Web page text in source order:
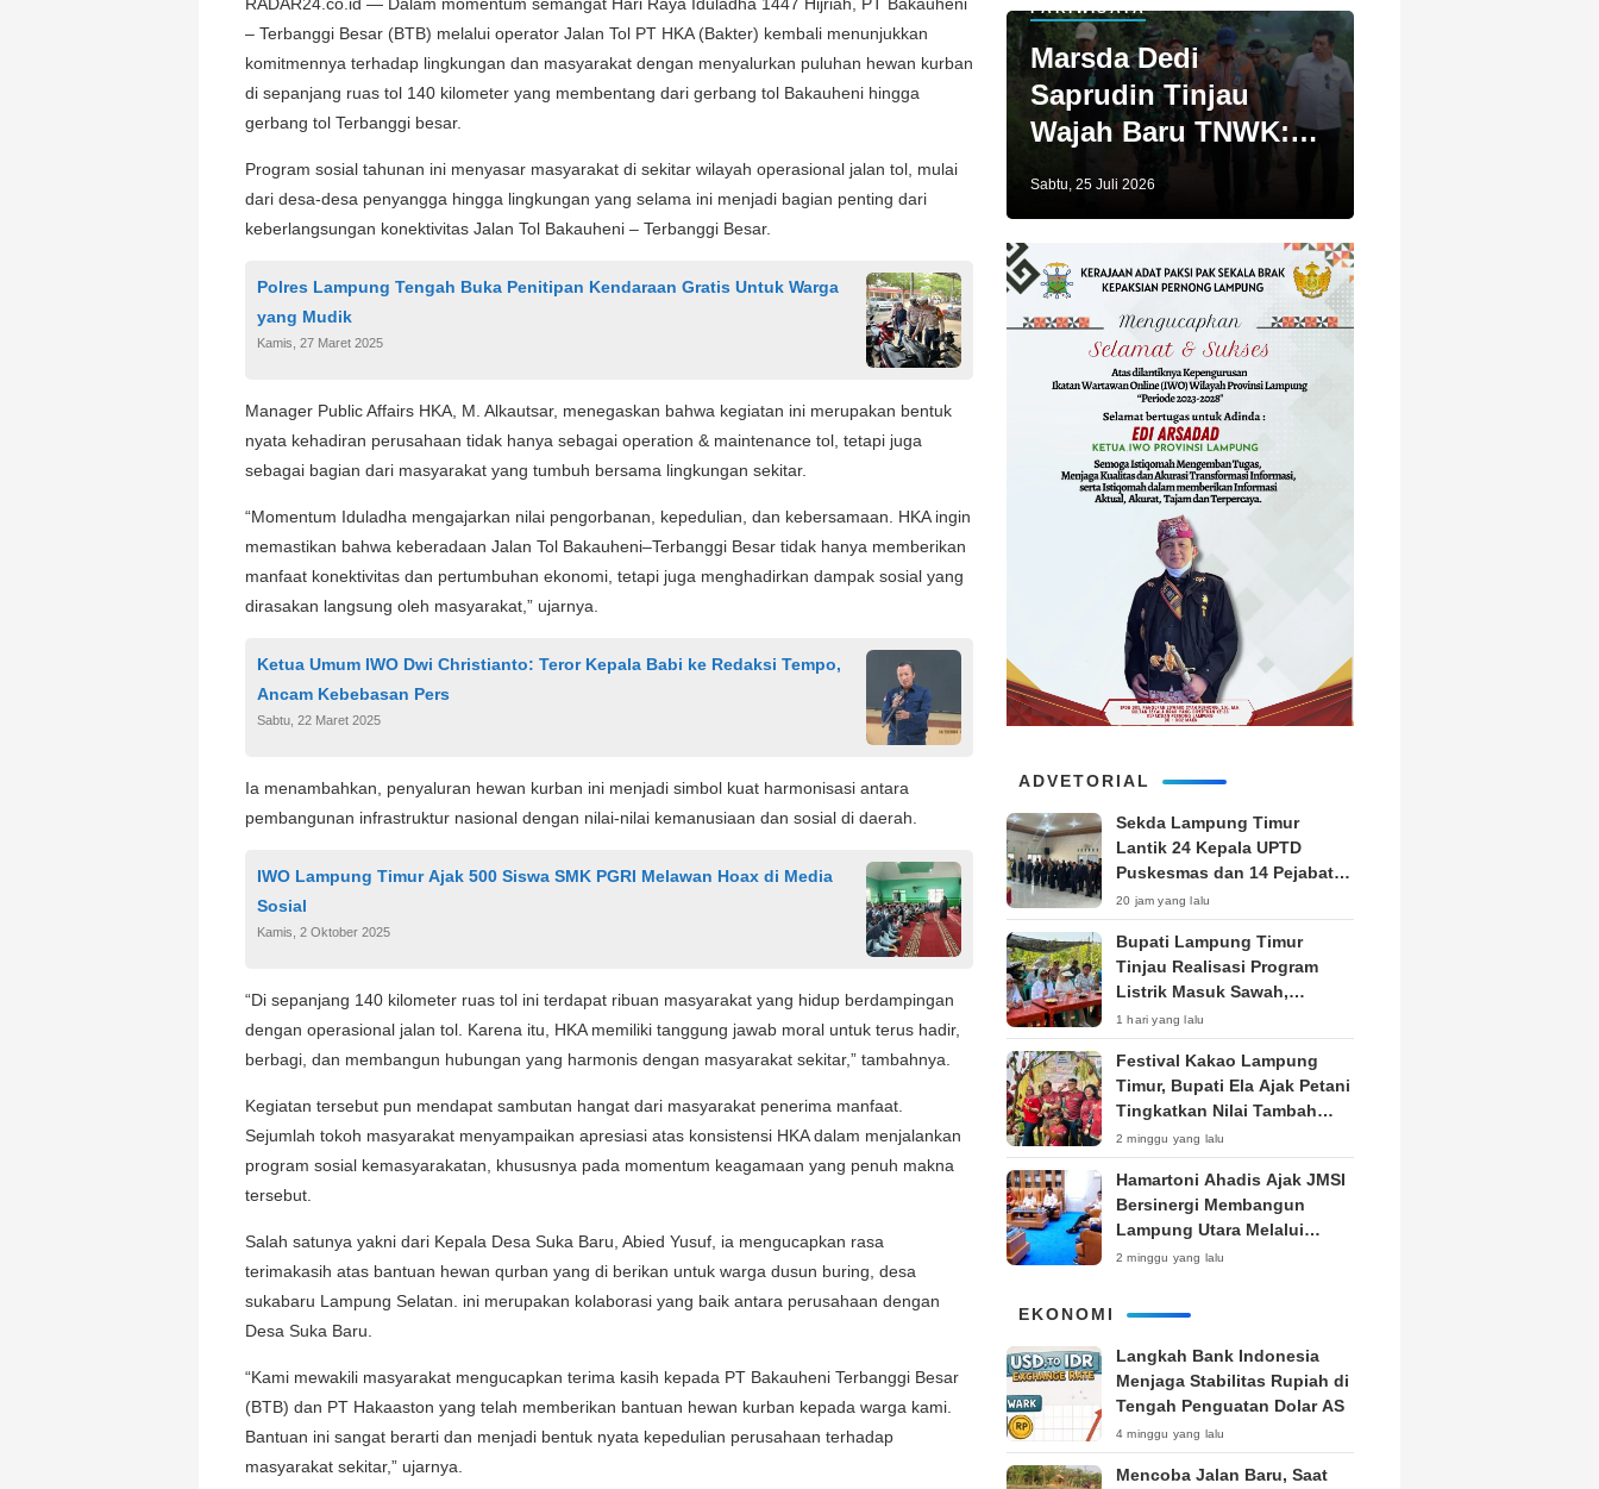
RADAR24.co.id — Dalam momentum semangat Hari Raya Iduladha 1447 Hijriah, PT Bakauheni
– Terbanggi Besar (BTB) melalui operator Jalan Tol PT HKA (Bakter) kembali menunjukkan
komitmennya terhadap lingkungan dan masyarakat dengan menyalurkan puluhan hewan kurban
di sepanjang ruas tol 140 kilometer yang membentang dari gerbang tol Bakauheni hingga
gerbang tol Terbanggi besar.
Program sosial tahunan ini menyasar masyarakat di sekitar wilayah operasional jalan tol, mulai
dari desa-desa penyangga hingga lingkungan yang selama ini menjadi bagian penting dari
keberlangsungan konektivitas Jalan Tol Bakauheni – Terbanggi Besar.
Polres Lampung Tengah Buka Penitipan Kendaraan Gratis Untuk Warga
yang Mudik
Kamis, 27 Maret 2025
Manager Public Affairs HKA, M. Alkautsar, menegaskan bahwa kegiatan ini merupakan bentuk
nyata kehadiran perusahaan tidak hanya sebagai operation & maintenance tol, tetapi juga
sebagai bagian dari masyarakat yang tumbuh bersama lingkungan sekitar.
“Momentum Iduladha mengajarkan nilai pengorbanan, kepedulian, dan kebersamaan. HKA ingin
memastikan bahwa keberadaan Jalan Tol Bakauheni–Terbanggi Besar tidak hanya memberikan
manfaat konektivitas dan pertumbuhan ekonomi, tetapi juga menghadirkan dampak sosial yang
dirasakan langsung oleh masyarakat,” ujarnya.
Ketua Umum IWO Dwi Christianto: Teror Kepala Babi ke Redaksi Tempo,
Ancam Kebebasan Pers
Sabtu, 22 Maret 2025
Ia menambahkan, penyaluran hewan kurban ini menjadi simbol kuat harmonisasi antara
pembangunan infrastruktur nasional dengan nilai-nilai kemanusiaan dan sosial di daerah.
IWO Lampung Timur Ajak 500 Siswa SMK PGRI Melawan Hoax di Media
Sosial
Kamis, 2 Oktober 2025
“Di sepanjang 140 kilometer ruas tol ini terdapat ribuan masyarakat yang hidup berdampingan
dengan operasional jalan tol. Karena itu, HKA memiliki tanggung jawab moral untuk terus hadir,
berbagi, dan membangun hubungan yang harmonis dengan masyarakat sekitar,” tambahnya.
Kegiatan tersebut pun mendapat sambutan hangat dari masyarakat penerima manfaat.
Sejumlah tokoh masyarakat menyampaikan apresiasi atas konsistensi HKA dalam menjalankan
program sosial kemasyarakatan, khususnya pada momentum keagamaan yang penuh makna
tersebut.
Salah satunya yakni dari Kepala Desa Suka Baru, Abied Yusuf, ia mengucapkan rasa
terimakasih atas bantuan hewan qurban yang di berikan untuk warga dusun buring, desa
sukabaru Lampung Selatan. ini merupakan kolaborasi yang baik antara perusahaan dengan
Desa Suka Baru.
“Kami mewakili masyarakat mengucapkan terima kasih kepada PT Bakauheni Terbanggi Besar
(BTB) dan PT Hakaaston yang telah memberikan bantuan hewan kurban kepada warga kami.
Bantuan ini sangat berarti dan menjadi bentuk nyata kepedulian perusahaan terhadap
masyarakat sekitar,” ujarnya.
PARIWISATA
Marsda Dedi
Saprudin Tinjau
Wajah Baru TNWK:
Sabtu, 25 Juli 2026
ADVETORIAL
‎Sekda Lampung Timur
Lantik 24 Kepala UPTD
Puskesmas dan 14 Pejabat
Fungsional, Dorong Inovasi
dan Pelayanan Prima
20 jam yang lalu
Bupati Lampung Timur
Tinjau Realisasi Program
Listrik Masuk Sawah,
Siapkan Subsidi KWH untuk
Petani
1 hari yang lalu
‎Festival Kakao Lampung
Timur, Bupati Ela Ajak Petani
Tingkatkan Nilai Tambah
Produk
2 minggu yang lalu
Hamartoni Ahadis Ajak JMSI
Bersinergi Membangun
Lampung Utara Melalui
Pemberitaan
2 minggu yang lalu
EKONOMI
Langkah Bank Indonesia
Menjaga Stabilitas Rupiah di
Tengah Penguatan Dolar AS
4 minggu yang lalu
Mencoba Jalan Baru, Saat